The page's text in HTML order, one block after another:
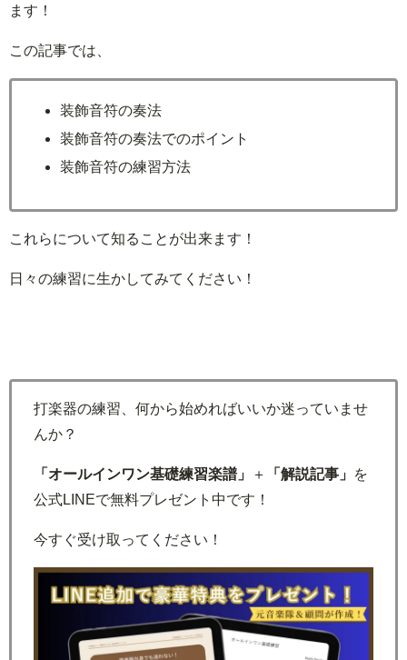
ます！
この記事では、
装飾音符の奏法
装飾音符の奏法でのポイント
装飾音符の練習方法
これらについて知ることが出来ます！
日々の練習に生かしてみてください！
打楽器の練習、何から始めればいいか迷っていませ
んか？
「オールインワン基礎練習楽譜」 ＋ 「解説記事」 を
公式LINEで無料プレゼント中です！
今すぐ受け取ってください！